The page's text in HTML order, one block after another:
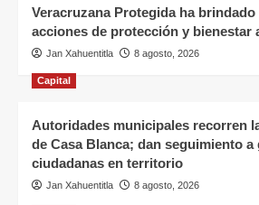
Veracruzana Protegida ha brindado
acciones de protección y bienestar
Jan Xahuentitla 8 agosto, 2026
Capital
Autoridades municipales recorren
de Casa Blanca; dan seguimiento a
ciudadanas en territorio
Jan Xahuentitla 8 agosto, 2026